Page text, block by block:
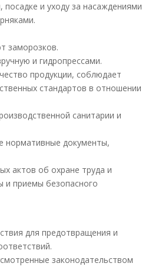
и уходу за насаждениями
заморозков.
и гидропрессами.
продукции, соблюдает
стандартов в отношении
санитарии и
нормативные документы,
актов об охране труда и
приемы безопасного
для предотвращения и
законодательством